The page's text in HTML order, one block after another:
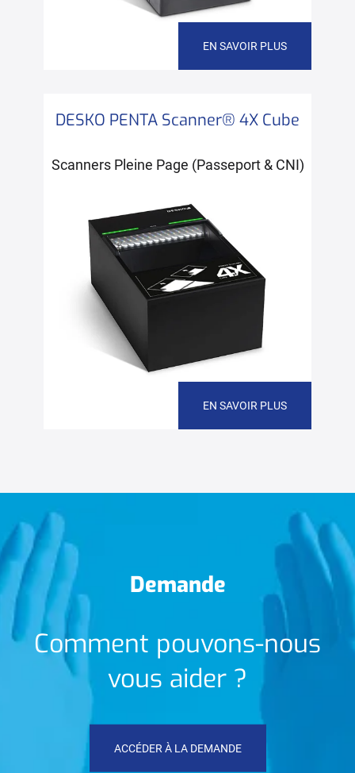
EN SAVOIR PLUS
DESKO PENTA Scanner® 4X Cube
Scanners Pleine Page (Passeport & CNI)
EN SAVOIR PLUS
Demande
Comment pouvons-nous
vous aider ?
ACCÉDER À LA DEMANDE